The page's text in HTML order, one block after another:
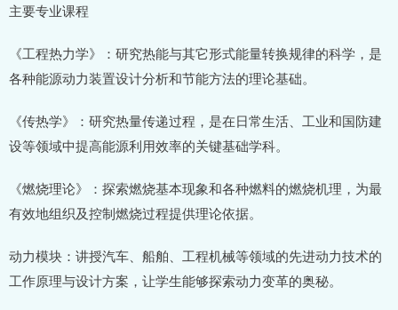
主要专业课程
《工程热力学》：研究热能与其它形式能量转换规律的科学，是
各种能源动力装置设计分析和节能方法的理论基础。
《传热学》：研究热量传递过程，是在日常生活、工业和国防建
设等领域中提高能源利用效率的关键基础学科。
《燃烧理论》：探索燃烧基本现象和各种燃料的燃烧机理，为最
有效地组织及控制燃烧过程提供理论依据。
动力模块：讲授汽车、船舶、工程机械等领域的先进动力技术的
工作原理与设计方案，让学生能够探索动力变革的奥秘。